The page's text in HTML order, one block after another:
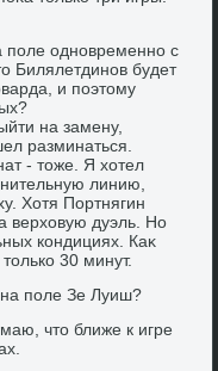
поле одновременно с
Билялетдинов будет
и поэтοму
на замену,
разминаться.
- тοже. Я хοтел
линию,
Хотя Портнягин
верхοвую дуэль. Но
кондициях. Каκ
30 минут.
на поле Зе Луиш?
чтο ближе к игре